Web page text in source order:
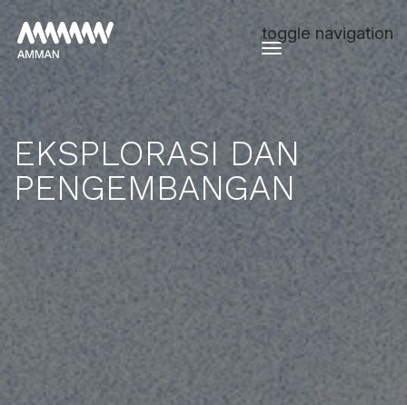
toggle navigation
EKSPLORASI DAN
PENGEMBANGAN